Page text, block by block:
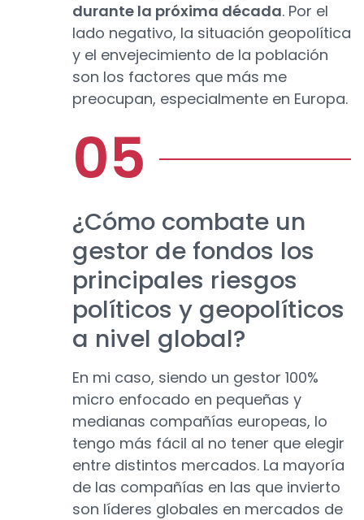
durante la próxima década. Por el
lado negativo, la situación geopolítica
y el envejecimiento de la población
son los factores que más me
preocupan, especialmente en Europa.
¿Cómo combate un
gestor de fondos los
principales riesgos
políticos y geopolíticos
a nivel global?
En mi caso, siendo un gestor 100%
micro enfocado en pequeñas y
medianas compañías europeas, lo
tengo más fácil al no tener que elegir
entre distintos mercados. La mayoría
de las compañías en las que invierto
son líderes globales en mercados de